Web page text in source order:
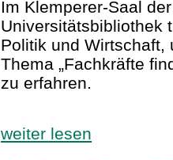
Im Klemperer-Saal
Universitätsbibliothek
Politik und Wirtschaft,
Thema „Fachkräfte
zu erfahren.
weiter lesen